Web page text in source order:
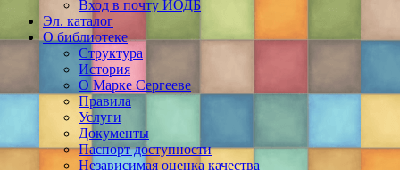
Вход в почту ИОДБ
Эл. каталог
О библиотеке
Структура
История
О Марке Сергееве
Правила
Услуги
Документы
Паспорт доступности
Независимая оценка качества